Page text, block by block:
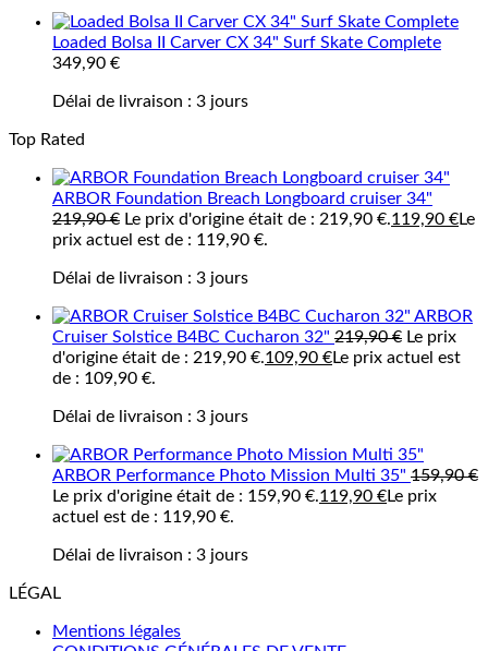
Loaded Bolsa II Carver CX 34" Surf Skate Complete
349,90 €
Délai de livraison : 3 jours
Top Rated
ARBOR Foundation Breach Longboard cruiser 34"
219,90€ Le prix d'origine était de : 219,90 €.119,90 €Le
prix actuel est de : 119,90 €.
Délai de livraison : 3 jours
ARBOR
Cruiser Solstice B4BC Cucharon 32" 219,90€ Le prix
d'origine était de : 219,90 €.109,90 €Le prix actuel est
de : 109,90 €.
Délai de livraison : 3 jours
ARBOR Performance Photo Mission Multi 35" 159,90€
Le prix d'origine était de : 159,90 €.119,90 €Le prix
actuel est de : 119,90 €.
Délai de livraison : 3 jours
LÉGAL
Mentions légales